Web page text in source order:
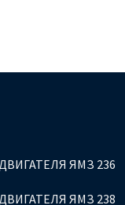
ЯМЗ 236
ЯМЗ 238